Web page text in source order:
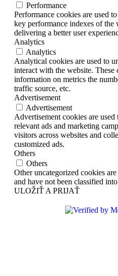
Performance
Performance cookies are used
key performance indexes of the
delivering a better user
Analytics
Analytics
Analytical cookies are used to
interact with the website. These
information on metrics the
traffic source, etc.
Advertisement
Advertisement
Advertisement cookies are
relevant ads and marketing
visitors across websites and
customized ads.
Others
Others
Other uncategorized cookies
and have not been classified
ULOŽIŤ A PRIJAŤ